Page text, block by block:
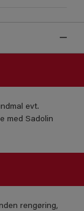
evt.
med Sadolin
rengøring,